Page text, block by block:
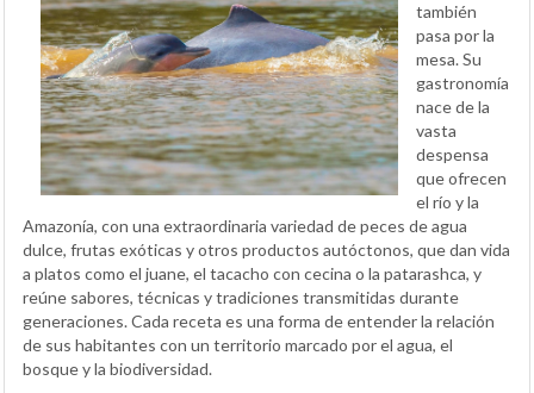
también
pasa por la
mesa. Su
gastronomía
nace de la
vasta
despensa
que ofrecen
el río y la
Amazonía, con una extraordinaria variedad de peces de agua
dulce, frutas exóticas y otros productos autóctonos, que dan vida
a platos como el juane, el tacacho con cecina o la patarashca, y
reúne sabores, técnicas y tradiciones transmitidas durante
generaciones. Cada receta es una forma de entender la relación
de sus habitantes con un territorio marcado por el agua, el
bosque y la biodiversidad.